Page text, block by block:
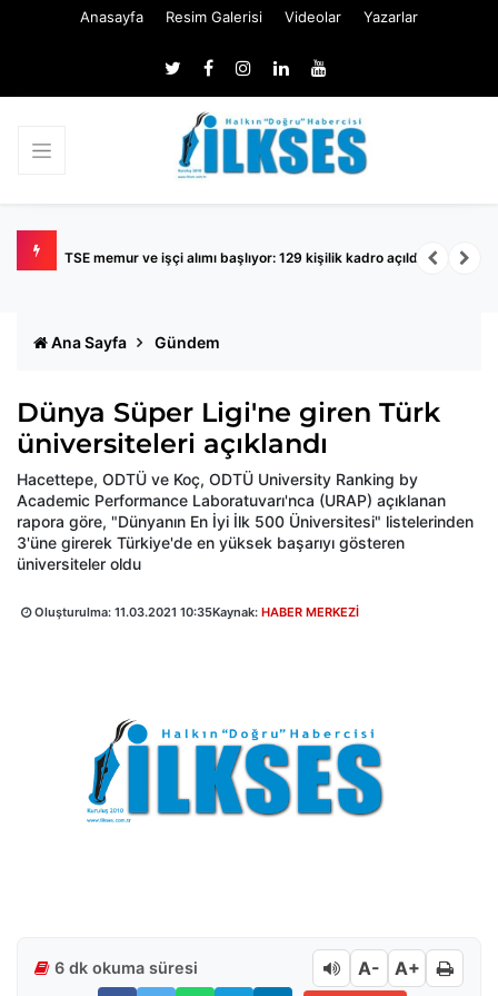
Anasayfa Resim Galerisi Videolar Yazarlar
TSE memur ve işçi alımı başlıyor: 129 kişilik kadro açıldı
Ana Sayfa Gündem
Dünya Süper Ligi'ne giren Türk
üniversiteleri açıklandı
Hacettepe, ODTÜ ve Koç, ODTÜ University Ranking by
Academic Performance Laboratuvarı'nca (URAP) açıklanan
rapora göre, "Dünyanın En İyi İlk 500 Üniversitesi" listelerinden
3'üne girerek Türkiye'de en yüksek başarıyı gösteren
üniversiteler oldu
Oluşturulma: 11.03.2021 10:35Kaynak: HABER MERKEZİ
6 dk okuma süresi A- A+